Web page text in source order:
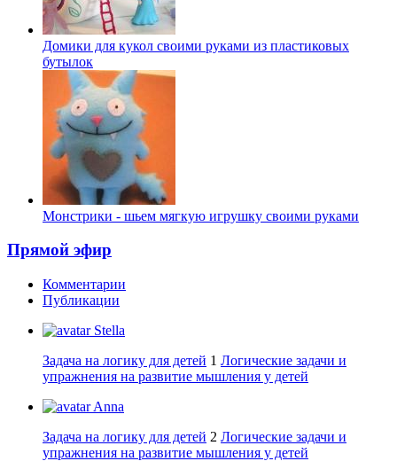
Домики для кукол своими руками из пластиковых
бутылок
Монстрики - шьем мягкую игрушку своими руками
Прямой эфир
Комментарии
Публикации
Stella
Задача на логику для детей 1 Логические задачи и
упражнения на развитие мышления у детей
Anna
Задача на логику для детей 2 Логические задачи и
упражнения на развитие мышления у детей